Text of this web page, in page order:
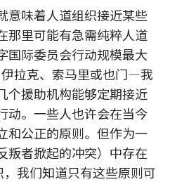
意味着人道组织接近某些
那里可能有急需纯粹人道
国际委员会行动规模最大
拉克、索马里或也门—我
个援助机构能够定期接近
动。一些人也许会在当今
和公正的原则。但作为一
叛者掀起的冲突）中存在
我们知道只有这些原则可